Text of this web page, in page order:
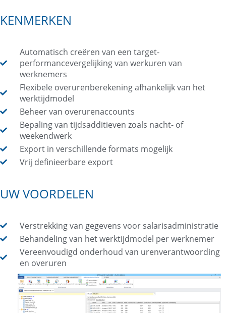
KENMERKEN
Automatisch creëren van een target-
performancevergelijking van werkuren van
werknemers
Flexibele overurenberekening afhankelijk van het
werktijdmodel
Beheer van overurenaccounts
Bepaling van tijdsadditieven zoals nacht- of
weekendwerk
Export in verschillende formats mogelijk
Vrij definieerbare export
UW VOORDELEN
Verstrekking van gegevens voor salarisadministratie
Behandeling van het werktijdmodel per werknemer
Vereenvoudigd onderhoud van urenverantwoording
en overuren